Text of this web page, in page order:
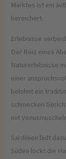
Marktes ist ein
bereichert.
Erlebnisse
Der Reiz eines
Naturerlebnisse
einer
belohnt ein
schmecken
mit
Sardinien lädt
Süden lockt die